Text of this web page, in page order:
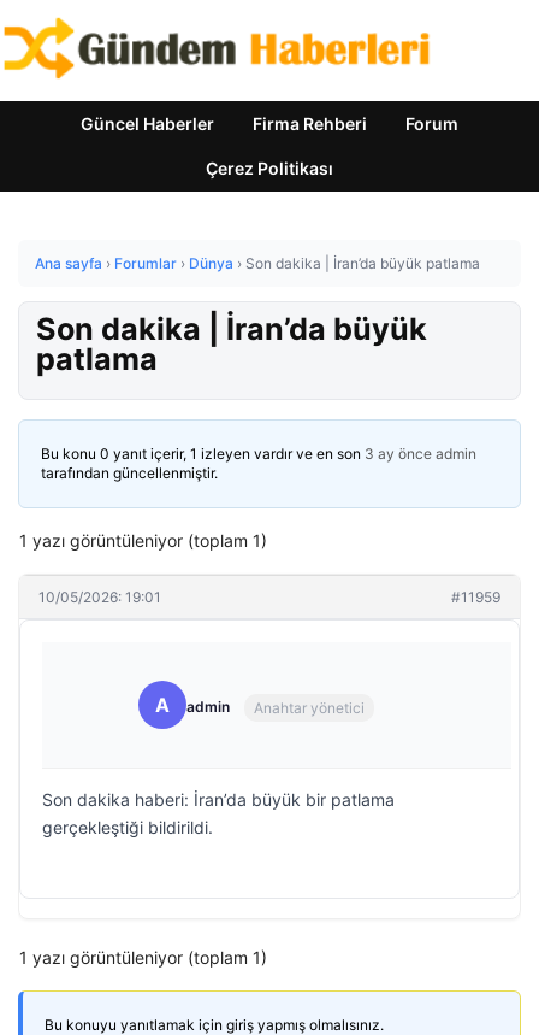
Güncel Haberler Firma Rehberi Forum
Çerez Politikası
Ana sayfa › Forumlar › Dünya › Son dakika | İran’da büyük patlama
Son dakika | İran’da büyük
patlama
Bu konu 0 yanıt içerir, 1 izleyen vardır ve en son 3 ay önce admin
tarafından güncellenmiştir.
1 yazı görüntüleniyor (toplam 1)
10/05/2026: 19:01 #11959
A admin Anahtar yönetici
Son dakika haberi: İran’da büyük bir patlama
gerçekleştiği bildirildi.
1 yazı görüntüleniyor (toplam 1)
Bu konuyu yanıtlamak için giriş yapmış olmalısınız.